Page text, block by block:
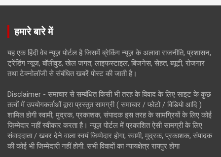
हमारे बारे में
यह एक हिंदी वेब न्यूज़ पोर्टल है जिसमें ब्रेकिंग न्यूज़ के अलावा राजनीति, प्रशासन,
ट्रेंडिंग न्यूज, बॉलीवुड, खेल जगत, लाइफस्टाइल, बिजनेस, सेहत, ब्यूटी, रोजगार
तथा टेक्नोलॉजी से संबंधित खबरें पोस्ट की जाती है।
Disclaimer - समाचार से सम्बंधित किसी भी तरह के विवाद के लिए साइट के कुछ
तत्वों में उपयोगकर्ताओं द्वारा प्रस्तुत सामग्री ( समाचार / फोटो / विडियो आदि )
शामिल होगी स्वामी, मुद्रक, प्रकाशक, संपादक इस तरह के सामग्रियों के लिए कोई
ज़िम्मेदार नहीं स्वीकार करता है। न्यूज़ पोर्टल में प्रकाशित ऐसी सामग्री के लिए
संवाददाता / खबर देने वाला स्वयं जिम्मेदार होगा, स्वामी, मुद्रक, प्रकाशक, संपादक
की कोई भी जिम्मेदारी नहीं होगी. सभी विवादों का न्यायक्षेत्र रायपुर होगा